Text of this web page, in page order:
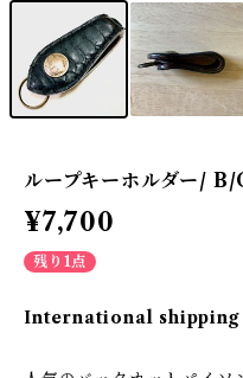
ループキーホルダー/ B/
¥7,700
残り1点
International